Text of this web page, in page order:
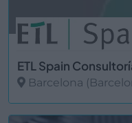
ETL Spain
Barcelona